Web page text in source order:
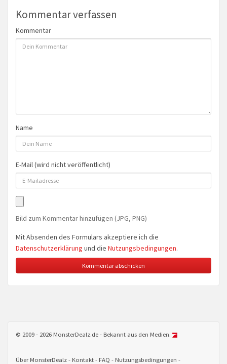
Kommentar verfassen
Kommentar
Name
E-Mail (wird nicht veröffentlicht)
Bild zum Kommentar hinzufügen (JPG, PNG)
Mit Absenden des Formulars akzeptiere ich die
Datenschutzerklärung und die Nutzungsbedingungen.
© 2009 - 2026 MonsterDealz.de - Bekannt aus den Medien.
Über MonsterDealz Kontakt FAQ Nutzungsbedingungen